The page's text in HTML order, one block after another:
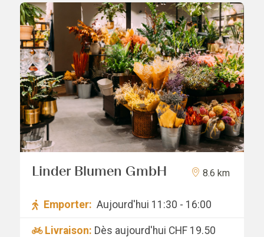
Linder Blumen GmbH 8.6 km
Emporter: Aujourd'hui 11:30 - 16:00
Livraison: Dès aujourd'hui CHF 19.50